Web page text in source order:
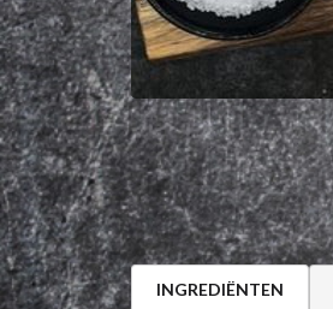
INGREDIËNTEN